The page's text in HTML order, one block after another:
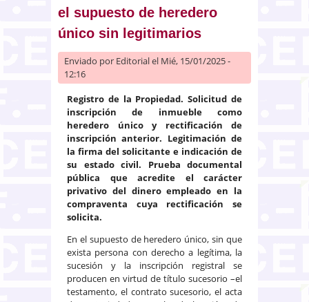
el supuesto de heredero
único sin legitimarios
Enviado por Editorialel Mié, 15/01/2025 -
12:16
Registro de la Propiedad. Solicitud de
inscripción de inmueble como
heredero único y rectificación de
inscripción anterior. Legitimación de
la firma del solicitante e indicación de
su estado civil. Prueba documental
pública que acredite el carácter
privativo del dinero empleado en la
compraventa cuya rectificación se
solicita.
En el supuesto de heredero único, sin que
exista persona con derecho a legítima, la
sucesión y la inscripción registral se
producen en virtud de título sucesorio –el
testamento, el contrato sucesorio, el acta